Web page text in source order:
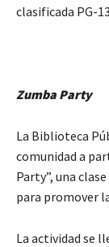
clasificada PG-
Zumba Party
La Biblioteca
comunidad a
Party”, una
para promover
La actividad se